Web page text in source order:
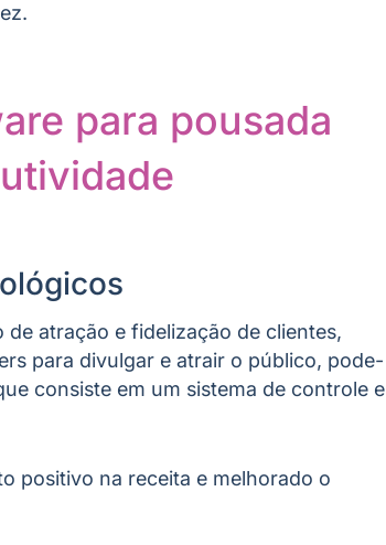
para pousada
atração e fidelização de clientes,
para divulgar e atrair o público, pode-
consiste em um sistema de controle e
positivo na receita e melhorado o